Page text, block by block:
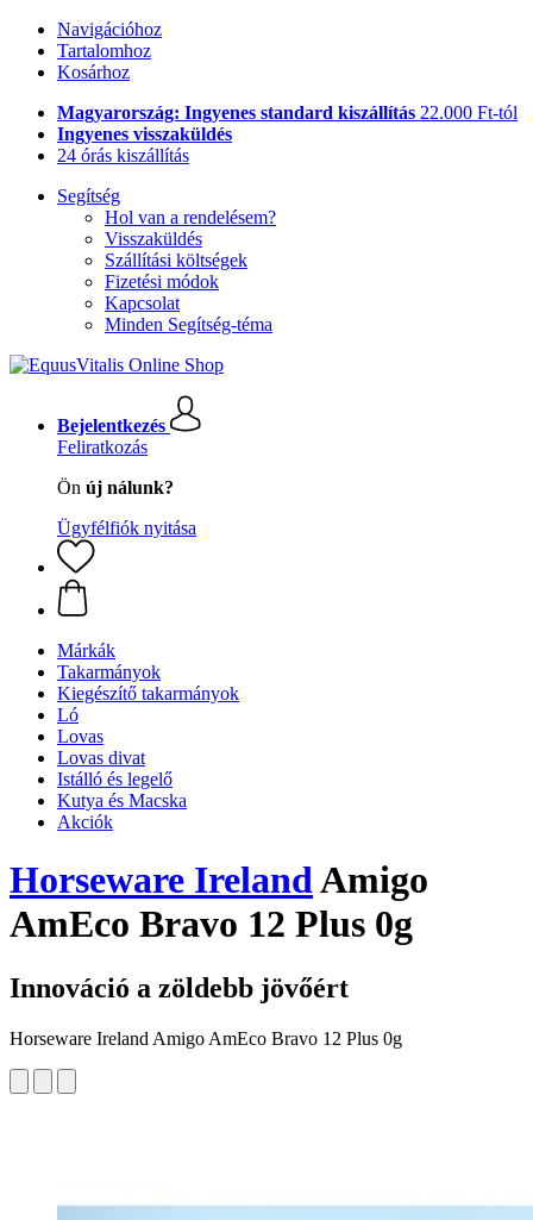
Navigációhoz
Tartalomhoz
Kosárhoz
Magyarország: Ingyenes standard kiszállítás 22.000 Ft-tól
Ingyenes visszaküldés
24 órás kiszállítás
Segítség
Hol van a rendelésem?
Visszaküldés
Szállítási költségek
Fizetési módok
Kapcsolat
Minden Segítség-téma
Bejelentkezés
Feliratkozás
Ön új nálunk?
Ügyfélfiók nyitása
Márkák
Takarmányok
Kiegészítő takarmányok
Ló
Lovas
Lovas divat
Istálló és legelő
Kutya és Macska
Akciók
Horseware IrelandAmigo
AmEco Bravo 12 Plus 0g
Innováció a zöldebb jövőért
Horseware Ireland Amigo AmEco Bravo 12 Plus 0g